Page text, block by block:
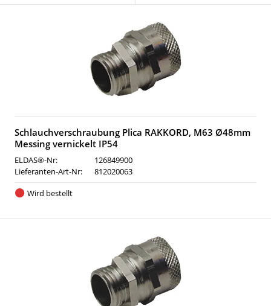
Schlauchverschraubung Plica RAKKORD, M63 Ø48mm
Messing vernickelt IP54
ELDAS®-Nr:
126849900
Lieferanten-Art-Nr:
812020063
Wird bestellt